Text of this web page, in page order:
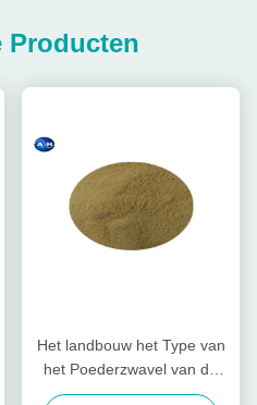
Producten
Het landbouw het Type van
het Poederzwavel van de
Aminozuurmeststof Planten